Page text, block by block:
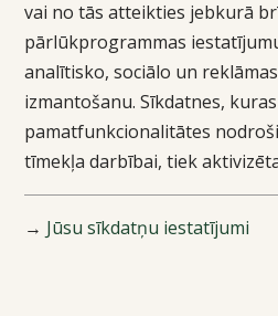
vai no tās atteikties jebkurā
pārlūkprogrammas
analītisko, sociālo un
izmantošanu. Sīkdatnes,
pamatfunkcionalitātes
tīmekļa darbībai, tiek
→ Jūsu sīkdatņu iestatījumi